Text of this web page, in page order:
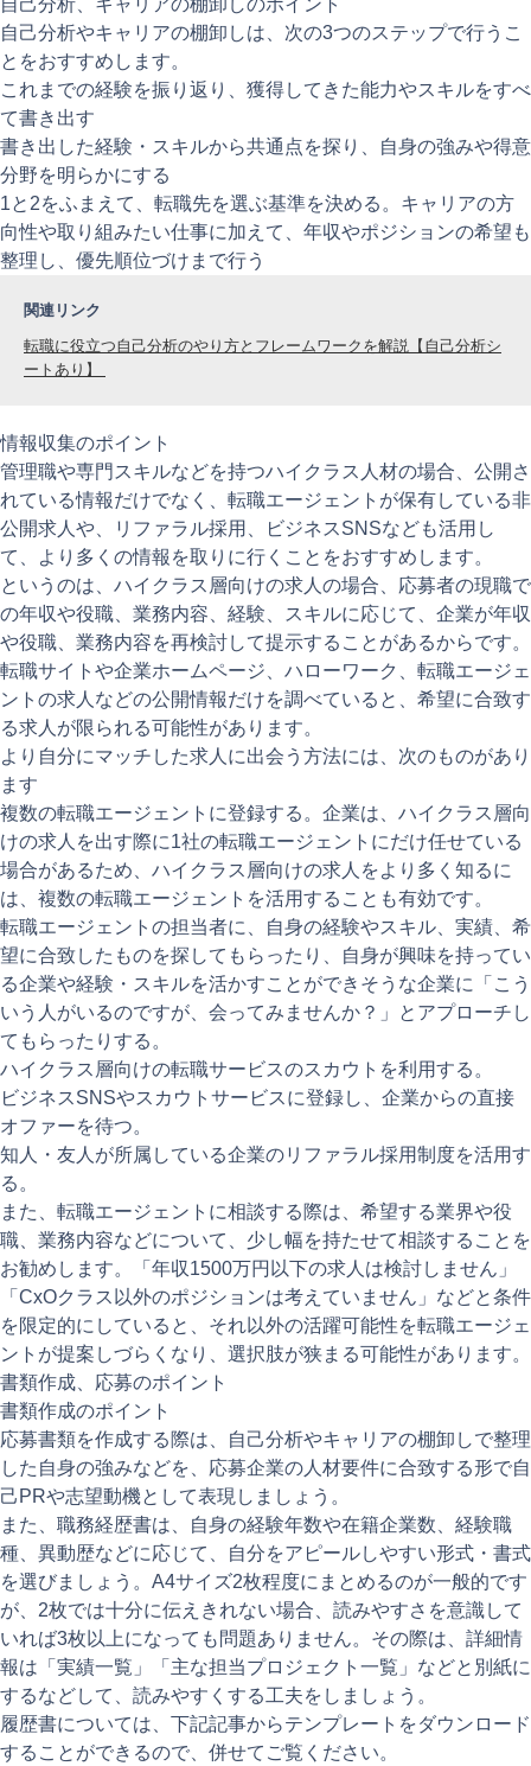
自己分析、キャリアの棚卸しのポイント
自己分析やキャリアの棚卸しは、次の3つのステップで行うこ
とをおすすめします。
これまでの経験を振り返り、獲得してきた能力やスキルをすべ
て書き出す
書き出した経験・スキルから共通点を探り、自身の強みや得意
分野を明らかにする
1と2をふまえて、転職先を選ぶ基準を決める。キャリアの方
向性や取り組みたい仕事に加えて、年収やポジションの希望も
整理し、優先順位づけまで行う
関連リンク
転職に役立つ自己分析のやり方とフレームワークを解説【自己分析シ
ートあり】
情報収集のポイント
管理職や専門スキルなどを持つハイクラス人材の場合、公開さ
れている情報だけでなく、転職エージェントが保有している非
公開求人や、リファラル採用、ビジネスSNSなども活用し
て、より多くの情報を取りに行くことをおすすめします。
というのは、ハイクラス層向けの求人の場合、応募者の現職で
の年収や役職、業務内容、経験、スキルに応じて、企業が年収
や役職、業務内容を再検討して提示することがあるからです。
転職サイトや企業ホームページ、ハローワーク、転職エージェ
ントの求人などの公開情報だけを調べていると、希望に合致す
る求人が限られる可能性があります。
より自分にマッチした求人に出会う方法には、次のものがあり
ます
複数の転職エージェントに登録する。企業は、ハイクラス層向
けの求人を出す際に1社の転職エージェントにだけ任せている
場合があるため、ハイクラス層向けの求人をより多く知るに
は、複数の転職エージェントを活用することも有効です。
転職エージェントの担当者に、自身の経験やスキル、実績、希
望に合致したものを探してもらったり、自身が興味を持ってい
る企業や経験・スキルを活かすことができそうな企業に「こう
いう人がいるのですが、会ってみませんか？」とアプローチし
てもらったりする。
ハイクラス層向けの転職サービスのスカウトを利用する。
ビジネスSNSやスカウトサービスに登録し、企業からの直接
オファーを待つ。
知人・友人が所属している企業のリファラル採用制度を活用す
る。
また、転職エージェントに相談する際は、希望する業界や役
職、業務内容などについて、少し幅を持たせて相談することを
お勧めします。「年収1500万円以下の求人は検討しません」
「CxOクラス以外のポジションは考えていません」などと条件
を限定的にしていると、それ以外の活躍可能性を転職エージェ
ントが提案しづらくなり、選択肢が狭まる可能性があります。
書類作成、応募のポイント
書類作成のポイント
応募書類を作成する際は、自己分析やキャリアの棚卸しで整理
した自身の強みなどを、応募企業の人材要件に合致する形で自
己PRや志望動機として表現しましょう。
また、職務経歴書は、自身の経験年数や在籍企業数、経験職
種、異動歴などに応じて、自分をアピールしやすい形式・書式
を選びましょう。A4サイズ2枚程度にまとめるのが一般的です
が、2枚では十分に伝えきれない場合、読みやすさを意識して
いれば3枚以上になっても問題ありません。その際は、詳細情
報は「実績一覧」「主な担当プロジェクト一覧」などと別紙に
するなどして、読みやすくする工夫をしましょう。
履歴書については、下記記事からテンプレートをダウンロード
することができるので、併せてご覧ください。